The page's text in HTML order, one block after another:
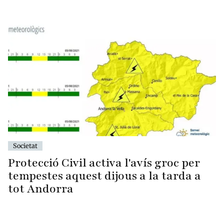
Societat
Protecció Civil activa l'avís groc per
tempestes aquest dijous a la tarda a
tot Andorra